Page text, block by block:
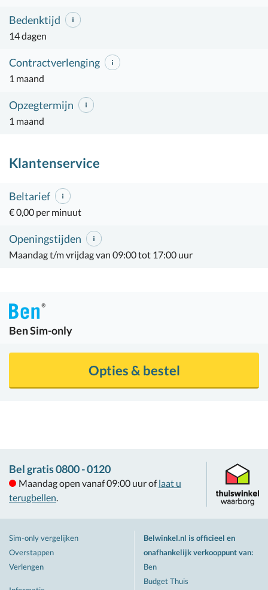
Bedenktijd
14 dagen
Contractverlenging
1 maand
Opzegtermijn
1 maand
Klantenservice
Beltarief
€ 0,00 per minuut
Openingstijden
Maandag t/m vrijdag van 09:00 tot 17:00 uur
BenSim-only
Opties & bestel
Bel gratis 0800 - 0120
Maandag open vanaf 09:00 uur of laat u
terugbellen.
Sim-only vergelijken
Overstappen
Verlengen
Belwinkel.nl is officieel en
onafhankelijk verkooppunt van:
Ben
Budget Thuis